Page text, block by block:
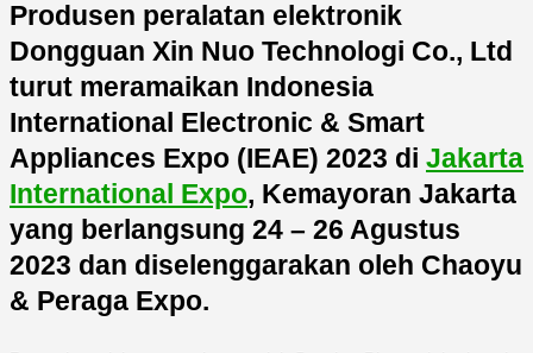
Produsen peralatan elektronik
Dongguan Xin Nuo Technologi Co., Ltd
turut meramaikan Indonesia
International Electronic & Smart
Appliances Expo (IEAE) 2023 di Jakarta
International Expo, Kemayoran Jakarta
yang berlangsung 24 – 26 Agustus
2023 dan diselenggarakan oleh Chaoyu
& Peraga Expo.